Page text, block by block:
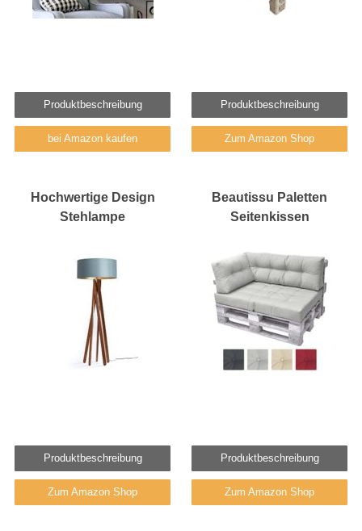
Produktbeschreibung
bei Amazon kaufen
Produktbeschreibung
Zum Amazon Shop
Hochwertige Design
Stehlampe
Produktbeschreibung
Zum Amazon Shop
Beautissu Paletten
Seitenkissen
Produktbeschreibung
Zum Amazon Shop